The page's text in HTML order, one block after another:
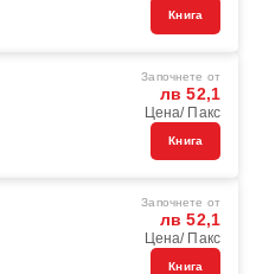
Книга
Започнете от
лв 52,1
Цена/ Пакс
Книга
Започнете от
лв 52,1
Цена/ Пакс
Книга